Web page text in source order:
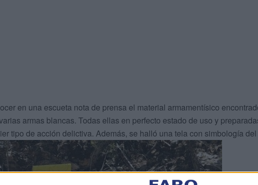
en una escueta nota de prensa el material armamentísico
armas blancas. Todas ellas en perfecto estado de uso y
tipo de acción delictiva. Además, se halló una tela con simbología del